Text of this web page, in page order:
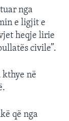
nga
e ligjit e
heqje lirie
civile”.
kthye në
që nga